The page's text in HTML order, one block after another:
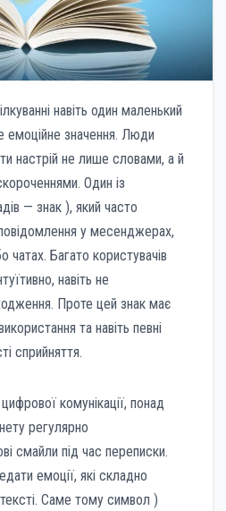
навіть один маленький
значення. Люди
настрій не лише словами, а й
Один із
— знак ), який часто
повідомлення у месенджерах,
чатах. Багато користувачів
навіть не
Проте цей знак має
та навіть певні
сприйняття.
комунікації, понад
регулярно
смайли під час переписки.
емоції, які складно
Саме тому символ )